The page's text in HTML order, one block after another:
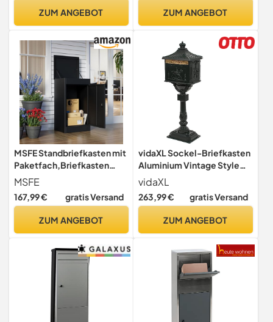
ZUM ANGEBOT
Stahl, schwarz GMB091B01
ZUM ANGEBOT
MSFE Standbriefkasten mit
Paketfach,Briefkasten
Paketbox mit
Zahlenschloss,Extra Große
Paketboxen für Den
,Diebstahlgeschützter
Pakete,Briefe,63*112*49.5
MSFE
167,99 € gratis Versand
ZUM ANGEBOT
vidaXL Sockel-Briefkasten
Aluminium Vintage Style
Rostfrei Grün
vidaXL
263,99 € gratis Versand
ZUM ANGEBOT